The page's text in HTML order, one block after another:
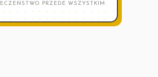
PRZEDE WSZYSTKIM